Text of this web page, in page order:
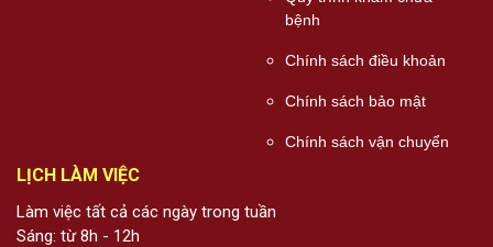
bệnh
Chính sách điều khoản
Chính sách bảo mật
Chính sách vận chuyển
LỊCH LÀM VIỆC
Làm việc tất cả các ngày trong tuần
Sáng: từ 8h - 12h